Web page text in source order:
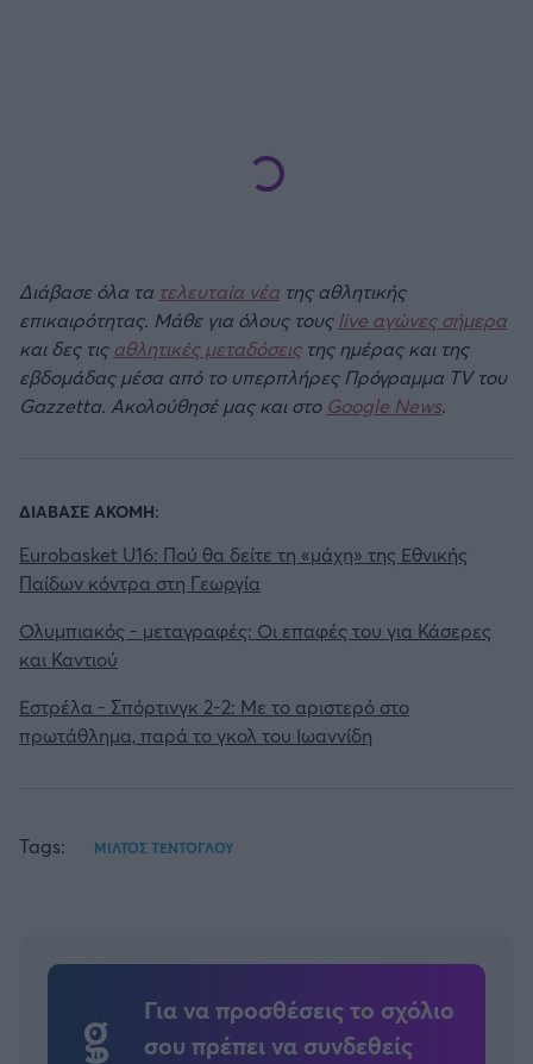
Μπάγερν Μονάχου
Παρί Σεν Ζερμέν
Διάβασε όλα τα τελευταία νέα της αθλητικής
επικαιρότητας. Μάθε για όλους τουςlive αγώνες σήμερα
και δες τιςαθλητικές μεταδόσειςτης ημέρας και της
εβδομάδας μέσα από το υπερπλήρες Πρόγραμμα TV του
Gazzetta. Ακολούθησέ μας και στο Google News.
ΔΙΑΒΑΣΕ ΑΚΟΜΗ:
Eurobasket U16: Πού θα δείτε τη «μάχη» της Εθνικής
Παίδων κόντρα στη Γεωργία
Ολυμπιακός - μεταγραφές: Οι επαφές του για Κάσερες
και Καντιού
Εστρέλα - Σπόρτινγκ 2-2: Με το αριστερό στο
πρωτάθλημα, παρά το γκολ του Ιωαννίδη
Tags: ΜΙΛΤΟΣ ΤΕΝΤΟΓΛΟΥ
Για να προσθέσεις το σχόλιο
σου πρέπει να συνδεθείς